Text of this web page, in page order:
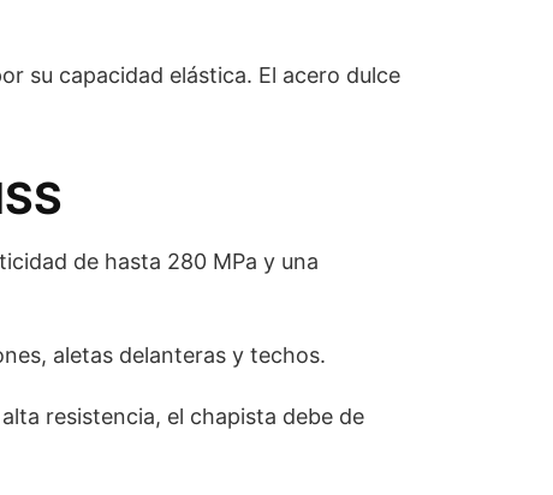
su capacidad elástica. El acero dulce
de hasta 280 MPa y una
aletas delanteras y techos.
resistencia, el chapista debe de